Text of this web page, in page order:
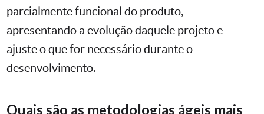
parcialmente funcional do produto,
apresentando a evolução daquele projeto e
ajuste o que for necessário durante o
desenvolvimento.
Quais são as metodologias ágeis mais